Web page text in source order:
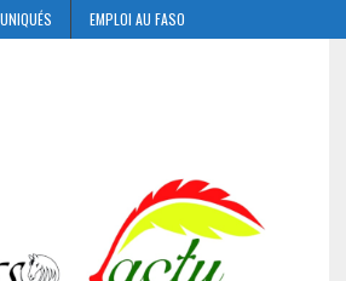
EMPLOI AU FASO